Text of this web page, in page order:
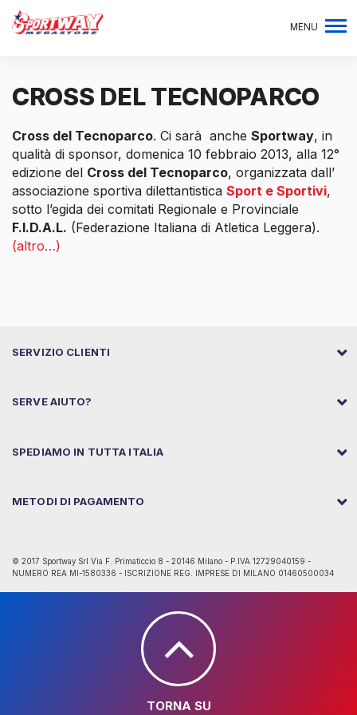
MENU
CROSS DEL TECNOPARCO
Cross del Tecnoparco. Ci sarà anche Sportway, in
qualità di sponsor, domenica 10 febbraio 2013, alla 12°
edizione del Cross del Tecnoparco, organizzata dall’
associazione sportiva dilettantistica Sport e Sportivi,
sotto l’egida dei comitati Regionale e Provinciale
F.I.D.A.L. (Federazione Italiana di Atletica Leggera).
(altro…)
SERVIZIO CLIENTI
SERVE AIUTO?
SPEDIAMO IN TUTTA ITALIA
METODI DI PAGAMENTO
© 2017 Sportway Srl Via F. Primaticcio 8 - 20146 Milano - P.IVA 12729040159 -
NUMERO REA MI-1580336 - ISCRIZIONE REG. IMPRESE DI MILANO 01460500034
TORNA SU